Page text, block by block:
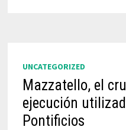
UNCATEGORIZED
Mazzatello, el
ejecución
Pontificios